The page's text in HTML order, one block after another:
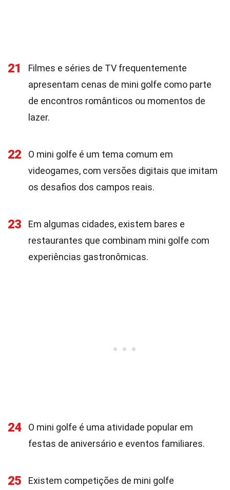
21
Filmes e séries de TV frequentemente
apresentam cenas de mini golfe como parte
de encontros românticos ou momentos de
lazer.
22
O mini golfe é um tema comum em
videogames, com versões digitais que imitam
os desafios dos campos reais.
23
Em algumas cidades, existem bares e
restaurantes que combinam mini golfe com
experiências gastronômicas.
24
O mini golfe é uma atividade popular em
festas de aniversário e eventos familiares.
25
Existem competições de mini golfe